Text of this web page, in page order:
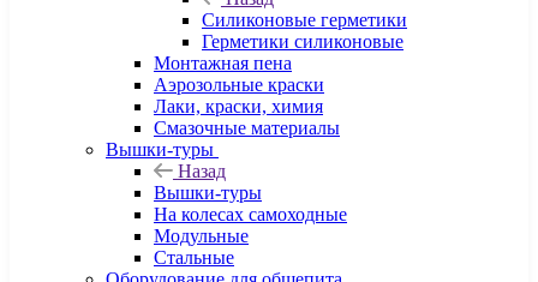
Силиконовые герметики
Герметики силиконовые
Монтажная пена
Аэрозольные краски
Лаки, краски, химия
Смазочные материалы
Вышки-туры
Назад
Вышки-туры
На колесах самоходные
Модульные
Стальные